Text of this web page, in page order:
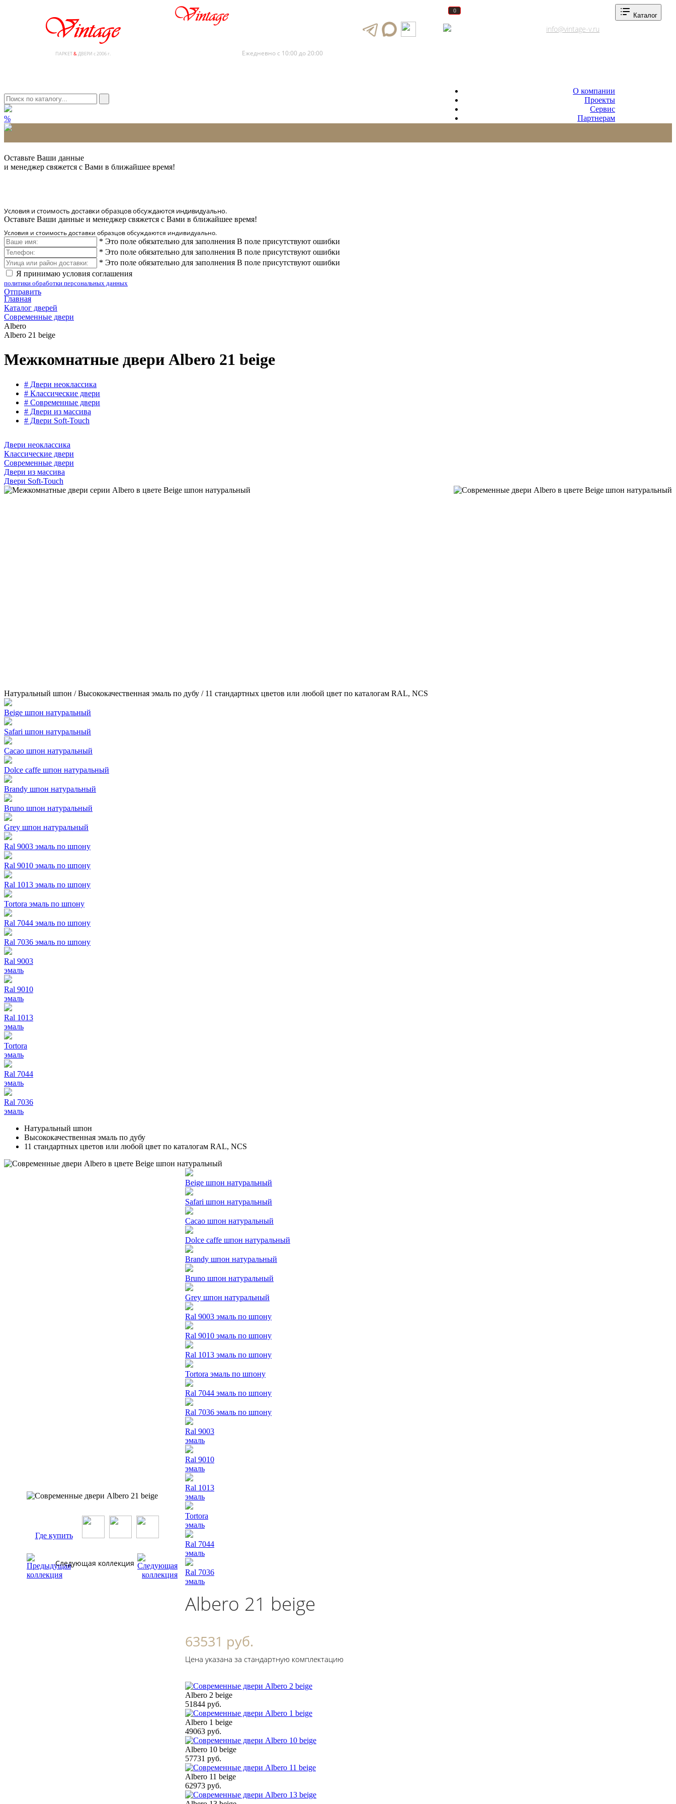
ПАРКЕТ&ДВЕРИ с 2006 г. Ежедневно с 10:00 до 20:00
info@vintage-v.ru
0
0
О компании
Проекты
Сервис
Партнерам
Каталог
%
Оставьте Ваши данные
и менеджер свяжется с Вами в ближайшее время!
Условия и стоимость доставки образцов обсуждаются индивидуально.
Оставьте Ваши данные и менеджер свяжется с Вами в ближайшее время!
Условия и стоимость доставки образцов обсуждаются индивидуально.
* Это поле обязательно для заполнения В поле присутствуют ошибки
* Это поле обязательно для заполнения В поле присутствуют ошибки
* Это поле обязательно для заполнения В поле присутствуют ошибки
Я принимаю условия соглашения
политики обработки персональных данных
Отправить
Главная
Каталог дверей
Современные двери
Albero
Albero 21 beige
Межкомнатные двери Albero 21 beige
# Двери неоклассика
# Классические двери
# Современные двери
# Двери из массива
# Двери Soft-Touch
Двери неоклассика
Классические двери
Современные двери
Двери из массива
Двери Soft-Touch
Натуральный шпон / Высококачественная эмаль по дубу / 11 стандартных цветов или любой цвет по каталогам RAL, NCS
Beige шпон натуральный
Safari шпон натуральный
Cacao шпон натуральный
Dolce caffe шпон натуральный
Brandy шпон натуральный
Bruno шпон натуральный
Grey шпон натуральный
Ral 9003 эмаль по шпону
Ral 9010 эмаль по шпону
Ral 1013 эмаль по шпону
Tortora эмаль по шпону
Ral 7044 эмаль по шпону
Ral 7036 эмаль по шпону
Ral 9003
эмаль
Ral 9010
эмаль
Ral 1013
эмаль
Tortora
эмаль
Ral 7044
эмаль
Ral 7036
эмаль
Натуральный шпон
Высококачественная эмаль по дубу
11 стандартных цветов или любой цвет по каталогам RAL, NCS
Где купить
Следующая коллекция
Beige шпон натуральный
Safari шпон натуральный
Cacao шпон натуральный
Dolce caffe шпон натуральный
Brandy шпон натуральный
Bruno шпон натуральный
Grey шпон натуральный
Ral 9003 эмаль по шпону
Ral 9010 эмаль по шпону
Ral 1013 эмаль по шпону
Tortora эмаль по шпону
Ral 7044 эмаль по шпону
Ral 7036 эмаль по шпону
Ral 9003
эмаль
Ral 9010
эмаль
Ral 1013
эмаль
Tortora
эмаль
Ral 7044
эмаль
Ral 7036
эмаль
Albero 21 beige
63531 руб.
Цена указана за стандартную комплектацию
Albero 2 beige
51844 руб.
Albero 1 beige
49063 руб.
Albero 10 beige
57731 руб.
Albero 11 beige
62973 руб.